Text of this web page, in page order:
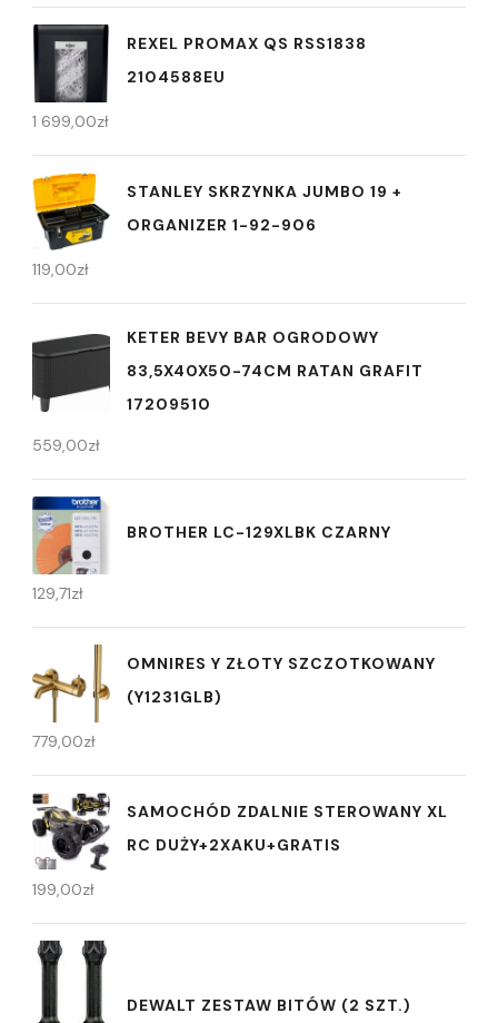
REXEL PROMAX QS RSS1838
2104588EU
1 699,00zł
STANLEY SKRZYNKA JUMBO 19 +
ORGANIZER 1-92-906
119,00zł
KETER BEVY BAR OGRODOWY
83,5X40X50-74CM RATAN GRAFIT
17209510
559,00zł
BROTHER LC-129XLBK CZARNY
129,71zł
OMNIRES Y ZŁOTY SZCZOTKOWANY
(Y1231GLB)
779,00zł
SAMOCHÓD ZDALNIE STEROWANY XL
RC DUŻY+2XAKU+GRATIS
199,00zł
DEWALT ZESTAW BITÓW (2 SZT.)